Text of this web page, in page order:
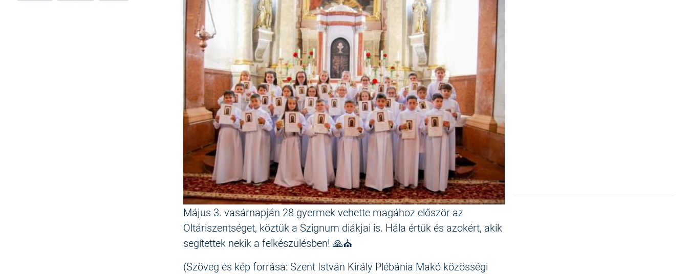
Május 3. vasárnapján 28 gyermek vehette magához először az
Oltáriszentséget, köztük a Szignum diákjai is. Hála értük és azokért, akik
segítettek nekik a felkészülésben! 🙏⛪️
(Szöveg és kép forrása: Szent István Király Plébánia Makó közösségi